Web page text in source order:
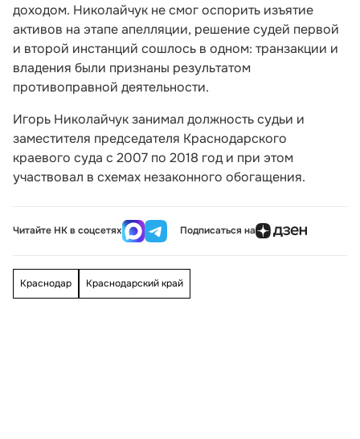
доходом. Николайчук не смог оспорить изъятие
активов на этапе апелляции, решение судей первой
и второй инстанций сошлось в одном: транзакции и
владения были признаны результатом
противоправной деятельности.
Игорь Николайчук занимал должность судьи и
заместителя председателя Краснодарского
краевого суда с 2007 по 2018 год и при этом
участвовал в схемах незаконного обогащения.
Читайте НК в соцсетях Подписаться на
Краснодар Краснодарский край